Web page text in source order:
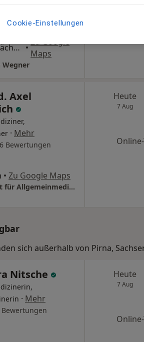
3
Dresdner Str. 9, Königstein/Sächsische Schweiz •
Zu Google
Maps
Wegner
Axel
· Mehr
Bewertungen
• Zu Google Maps
Praxis Axel Zschiedrich Facharzt für Allgemeinmedizin
Heute
7 Aug
sich außerhalb von Pirna,
Nitsche
· Mehr
Bewertungen
Heute
7 Aug
Cookie-Einstellungen